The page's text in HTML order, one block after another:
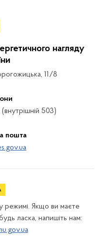
нагляду
11/8
503)
пошта
режимі. Якщо ви маєте
ласка, напишіть нам: